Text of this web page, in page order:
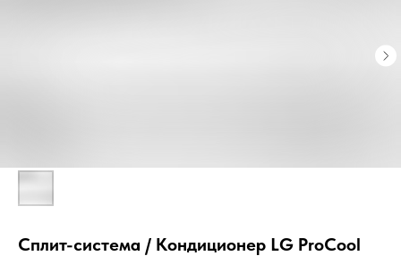
Сплит-система / Кондиционер LG ProCool